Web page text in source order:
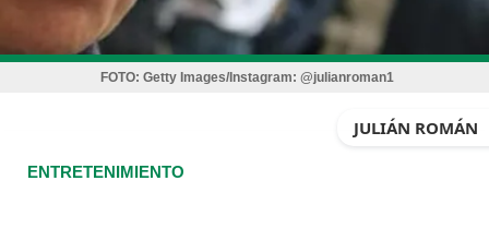
FOTO: Getty Images/Instagram: @julianroman1
JULIÁN ROMÁN
ENTRETENIMIENTO